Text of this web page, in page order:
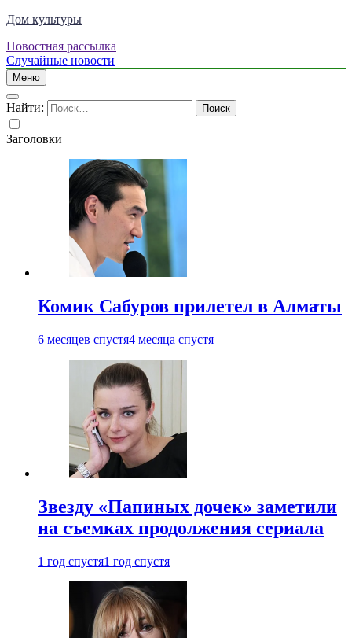
Дом культуры
Just another WordPress site
Новостная рассылка
Случайные новости
Меню
Найти:
Заголовки
Комик Сабуров прилетел в Алматы
6 месяцев спустя4 месяца спустя
Звезду «Папиных дочек» заметили
на съемках продолжения сериала
1 год спустя1 год спустя